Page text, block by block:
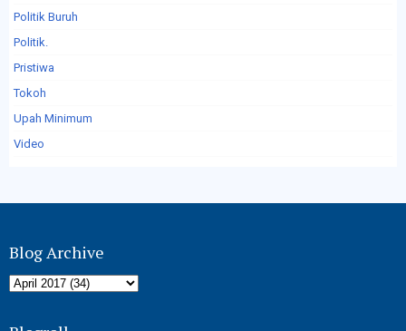
Politik Buruh
Politik.
Pristiwa
Tokoh
Upah Minimum
Video
Blog Archive